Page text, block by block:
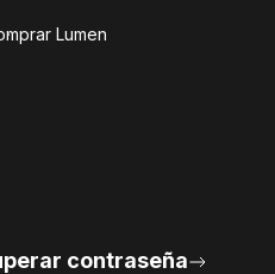
Lumen
contraseña